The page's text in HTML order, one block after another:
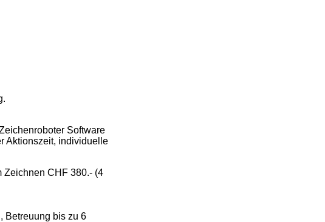
Software
Aktionszeit, individuelle
Zeichnen CHF 380.- (4
Betreuung bis zu 6